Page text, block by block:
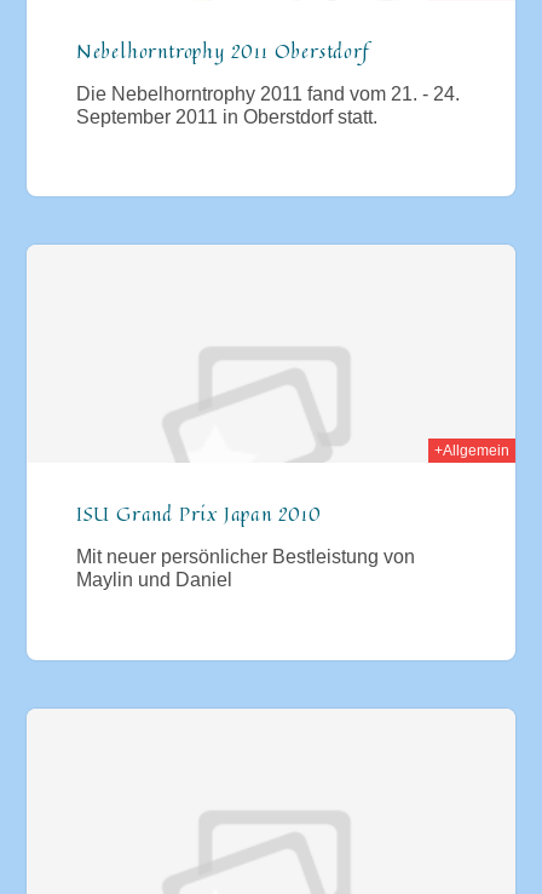
Nebelhorntrophy 2011 Oberstdorf
Die Nebelhorntrophy 2011 fand vom 21. - 24.
September 2011 in Oberstdorf statt.
+Allgemein
ISU Grand Prix Japan 2010
Mit neuer persönlicher Bestleistung von
Maylin und Daniel